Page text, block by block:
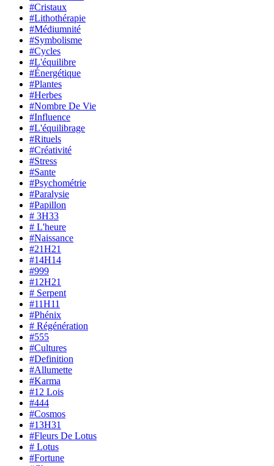
#Cristaux
#Lithothérapie
#Médiumnité
#Symbolisme
#Cycles
#L'équilibre
#Énergétique
#Plantes
#Herbes
#Nombre De Vie
#Influence
#L'équilibrage
#Rituels
#Créativité
#Stress
#Sante
#Psychométrie
#Paralysie
#Papillon
# 3H33
# L'heure
#Naissance
#21H21
#14H14
#999
#12H21
# Serpent
#11H11
#Phénix
# Régénération
#555
#Cultures
#Definition
#Allumette
#Karma
#12 Lois
#444
#Cosmos
#13H31
#Fleurs De Lotus
# Lotus
#Fortune